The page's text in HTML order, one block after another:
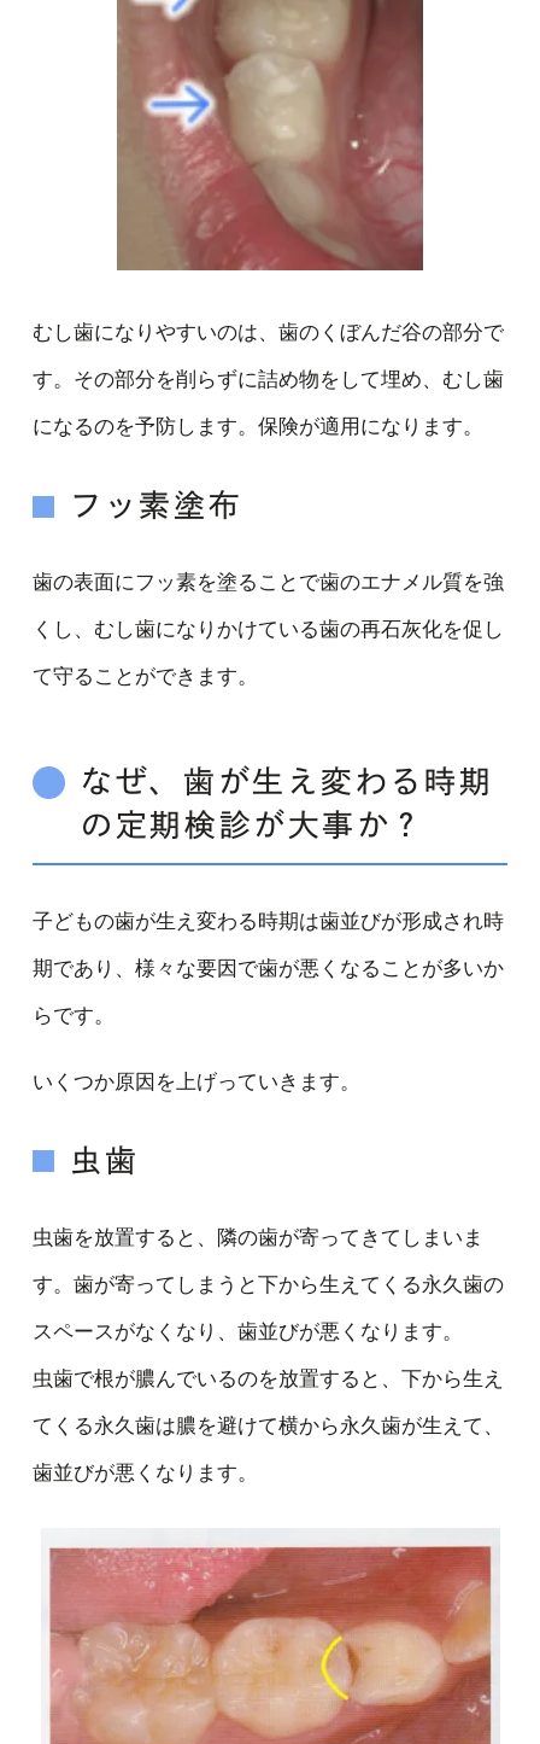
むし歯になりやすいのは、歯のくぼんだ谷の部分で
す。その部分を削らずに詰め物をして埋め、むし歯
になるのを予防します。保険が適用になります。
フッ素塗布
歯の表面にフッ素を塗ることで歯のエナメル質を強
くし、むし歯になりかけている歯の再石灰化を促し
て守ることができます。
なぜ、歯が生え変わる時期
の定期検診が大事か？
子どもの歯が生え変わる時期は歯並びが形成され時
期であり、様々な要因で歯が悪くなることが多いか
らです。
いくつか原因を上げっていきます。
虫歯
虫歯を放置すると、隣の歯が寄ってきてしまいま
す。歯が寄ってしまうと下から生えてくる永久歯の
スペースがなくなり、歯並びが悪くなります。
虫歯で根が膿んでいるのを放置すると、下から生え
てくる永久歯は膿を避けて横から永久歯が生えて、
歯並びが悪くなります。